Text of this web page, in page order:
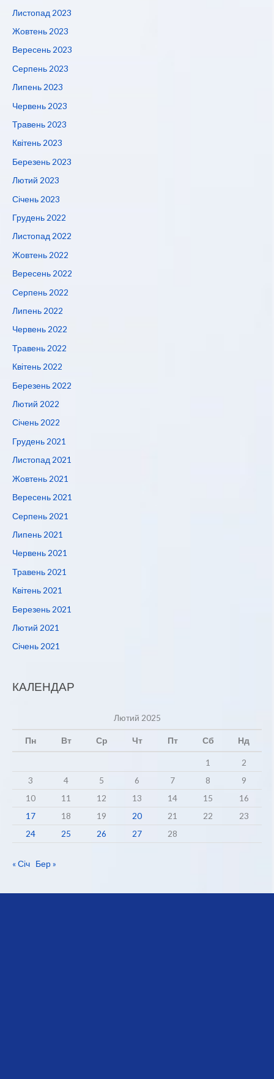
Листопад 2023
Жовтень 2023
Вересень 2023
Серпень 2023
Липень 2023
Червень 2023
Травень 2023
Квітень 2023
Березень 2023
Лютий 2023
Січень 2023
Грудень 2022
Листопад 2022
Жовтень 2022
Вересень 2022
Серпень 2022
Липень 2022
Червень 2022
Травень 2022
Квітень 2022
Березень 2022
Лютий 2022
Січень 2022
Грудень 2021
Листопад 2021
Жовтень 2021
Вересень 2021
Серпень 2021
Липень 2021
Червень 2021
Травень 2021
Квітень 2021
Березень 2021
Лютий 2021
Січень 2021
КАЛЕНДАР
Лютий 2025
Пн Вт Ср Чт Пт Сб Нд
1
2
3
4 5 6 7 8
9
10
11 12 13 14 15
16
17
18 19 20 21 22
23
24
25 26 27 28
« Січ Бер »